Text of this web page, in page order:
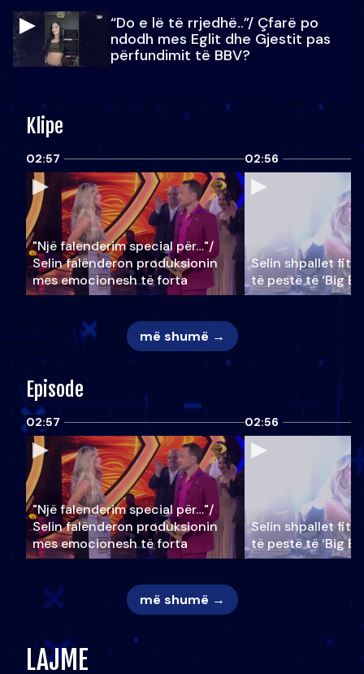
“Do e lë të rrjedhë..”/ Çfarë po
ndodh mes Eglit dhe Gjestit pas
përfundimit të BBV?
Klipe
02:57
"Një falenderim special për…"/
Selin falënderon produksionin
mes emocionesh të forta
02:56
Selin shpallet
të pestë të ‘Big
më shumë →
Episode
02:57
"Një falenderim special për…"/
Selin falënderon produksionin
mes emocionesh të forta
02:56
Selin shpallet
të pestë të ‘Big
më shumë →
LAJME